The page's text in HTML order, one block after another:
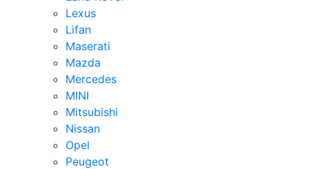
Lexus
Lifan
Maserati
Mazda
Mercedes
MINI
Mitsubishi
Nissan
Opel
Peugeot